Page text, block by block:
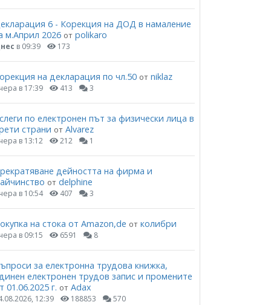
6 - Корекция на ДОД в намаление
м.Април 2026 от polikaro
в 09:39 173
на декларация по чл.50 от niklaz
в 17:39 413 3
по електронен път за физически лица в
страни от Alvarez
в 13:12 212 1
дейността на фирма и
от delphine
в 10:54 407 3
на стока от Amazon,de от колибри
в 09:15 6591 8
за електронна трудова книжка,
електронен трудов запис и промените
01.06.2025 г. от Adax
12:39 188853 570